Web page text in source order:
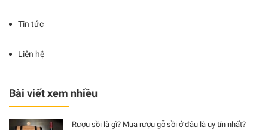
Tin tức
Liên hệ
Bài viết xem nhiều
Rượu sồi là gì? Mua rượu gỗ sồi ở đâu là uy tín nhất?